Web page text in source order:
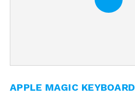
APPLE MAGIC KEYBOARD